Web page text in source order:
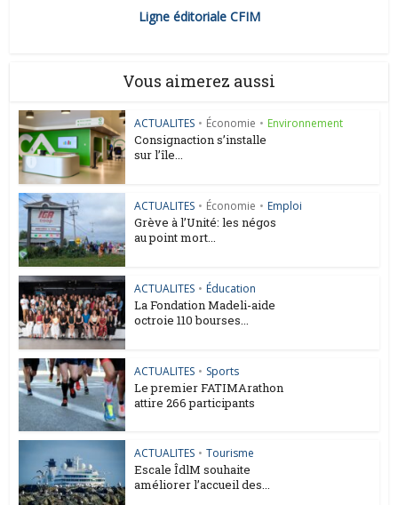
Ligne éditoriale CFIM
Vous aimerez aussi
ACTUALITES • Économie • Environnement
Consignaction s’installe
sur l’île...
ACTUALITES • Économie • Emploi
Grève à l’Unité: les négos
au point mort...
ACTUALITES • Éducation
La Fondation Madeli-aide
octroie 110 bourses...
ACTUALITES • Sports
Le premier FATIMArathon
attire 266 participants
ACTUALITES • Tourisme
Escale ÎdlM souhaite
améliorer l’accueil des...